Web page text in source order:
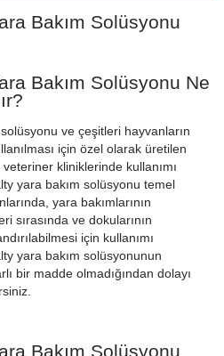
Bakım Solüsyonu
Bakım Solüsyonu Ne
ve çeşitleri hayvanların
için özel olarak üretilen
kliniklerinde kullanımı
yara bakım solüsyonu temel
yara bakımlarının
sırasında ve dokularının
için kullanımı
yara bakım solüsyonunun
bir madde olmadığından dolayı
Bakım Solüsyonu